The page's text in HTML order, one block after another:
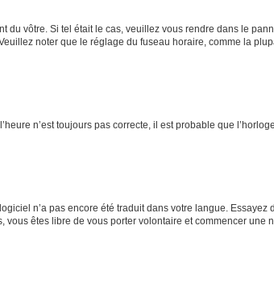
du vôtre. Si tel était le cas, veuillez vous rendre dans le
noter que le réglage du fuseau horaire, comme la
n’est toujours pas correcte, il est probable que
n’a pas encore été traduit dans votre langue.
êtes libre de vous porter volontaire et commencer